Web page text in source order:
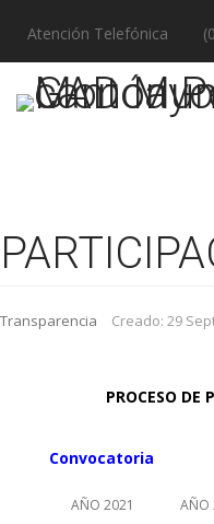
Atención Telefónica
Transparencia Creado: 29
PROCESO DE
Convocatoria
AÑO 2021 AÑO